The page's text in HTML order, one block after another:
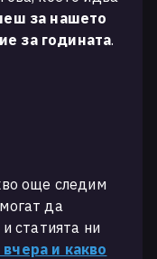
за нашето
за годината.
още следим
да
статията ни
и какво